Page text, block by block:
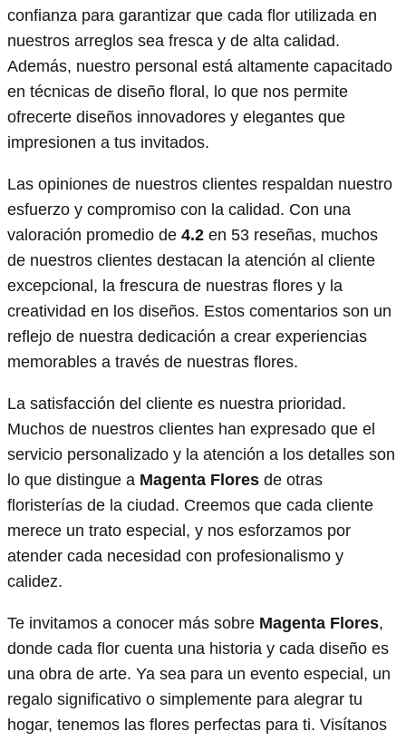
confianza para garantizar que cada flor utilizada en
nuestros arreglos sea fresca y de alta calidad.
Además, nuestro personal está altamente capacitado
en técnicas de diseño floral, lo que nos permite
ofrecerte diseños innovadores y elegantes que
impresionen a tus invitados.
Las opiniones de nuestros clientes respaldan nuestro
esfuerzo y compromiso con la calidad. Con una
valoración promedio de 4.2 en 53 reseñas, muchos
de nuestros clientes destacan la atención al cliente
excepcional, la frescura de nuestras flores y la
creatividad en los diseños. Estos comentarios son un
reflejo de nuestra dedicación a crear experiencias
memorables a través de nuestras flores.
La satisfacción del cliente es nuestra prioridad.
Muchos de nuestros clientes han expresado que el
servicio personalizado y la atención a los detalles son
lo que distingue a Magenta Flores de otras
floristerías de la ciudad. Creemos que cada cliente
merece un trato especial, y nos esforzamos por
atender cada necesidad con profesionalismo y
calidez.
Te invitamos a conocer más sobre Magenta Flores,
donde cada flor cuenta una historia y cada diseño es
una obra de arte. Ya sea para un evento especial, un
regalo significativo o simplemente para alegrar tu
hogar, tenemos las flores perfectas para ti. Visítanos